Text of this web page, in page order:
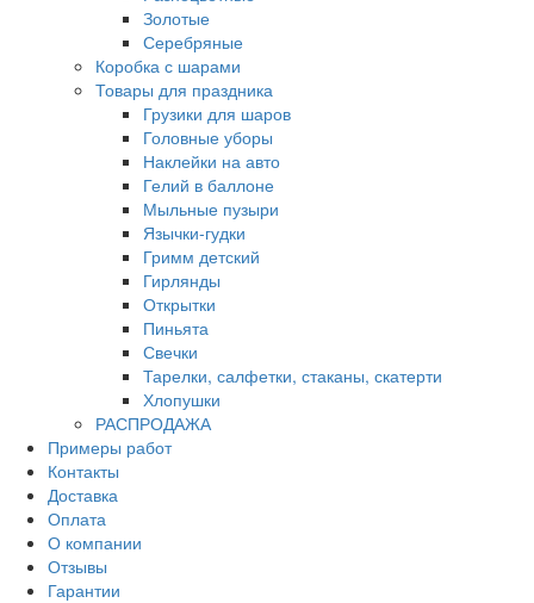
Золотые
Серебряные
Коробка с шарами
Товары для праздника
Грузики для шаров
Головные уборы
Наклейки на авто
Гелий в баллоне
Мыльные пузыри
Язычки-гудки
Гримм детский
Гирлянды
Открытки
Пиньята
Свечки
Тарелки, салфетки, стаканы, скатерти
Хлопушки
РАСПРОДАЖА
Примеры работ
Контакты
Доставка
Оплата
О компании
Отзывы
Гарантии